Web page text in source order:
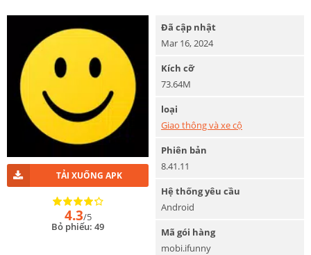
TẢI XUỐNG APK
4.3/5
Bỏ phiếu: 49
Đã cập nhật
Mar 16, 2024
Kích cỡ
73.64M
loại
Giao thông và xe cộ
Phiên bản
8.41.11
Hệ thống yêu cầu
Android
Mã gói hàng
mobi.ifunny